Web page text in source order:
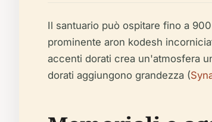
Il santuario può ospitare fino a
prominente aron kodesh
accenti dorati crea un'atmosfera
dorati aggiungono grandezza (